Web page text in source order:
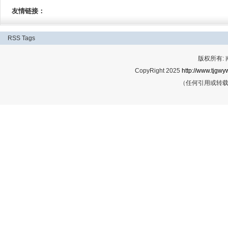
友情链接：
RSS Tags
版权所有:
CopyRight 2025 http://
（任何引用或转